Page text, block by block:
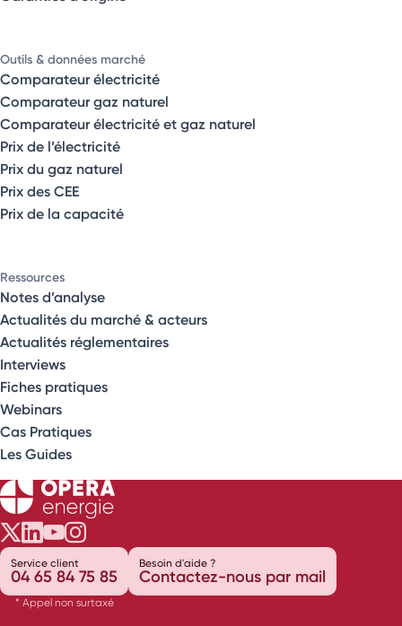
Outils & données marché
Comparateur électricité
Comparateur gaz naturel
Comparateur électricité et gaz naturel
Prix de l’électricité
Prix du gaz naturel
Prix des CEE
Prix de la capacité
Ressources
Notes d’analyse
Actualités du marché & acteurs
Actualités réglementaires
Interviews
Fiches pratiques
Webinars
Cas Pratiques
Les Guides
Opéra Énergie sur Twitter
Opéra Énergie sur LinkedIn
Opéra Énergie sur Youtube
Opéra Énergie sur Instagram
Service client
04 65 84 75 85
* Appel non surtaxé
Besoin d'aide ?
Contactez-nous par mail